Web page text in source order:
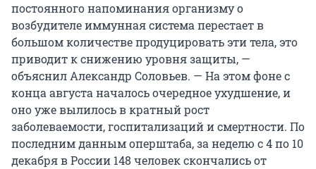
постоянного напоминания организму о
возбудителе иммунная система перестает в
большом количестве продуцировать эти тела, это
приводит к снижению уровня защиты, —
объяснил Александр Соловьев. — На этом фоне с
конца августа началось очередное ухудшение, и
оно уже вылилось в кратный рост
заболеваемости, госпитализаций и смертности. По
последним данным оперштаба, за неделю с 4 по 10
декабря в России 148 человек скончались от